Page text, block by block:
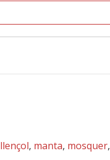
llençol, manta, mosquer,